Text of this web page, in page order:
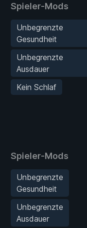
Spieler-Mods
Unbegrenzte
Gesundheit
Unbegrenzte
Ausdauer
Kein Schlaf
Spieler-Mods
Unbegrenzte
Gesundheit
Unbegrenzte
Ausdauer